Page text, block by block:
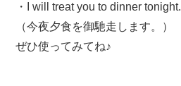
・I will treat you to dinner tonight.
（今夜夕食を御馳走します。）
ぜひ使ってみてね♪